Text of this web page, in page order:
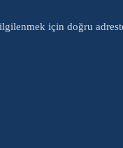
için doğru